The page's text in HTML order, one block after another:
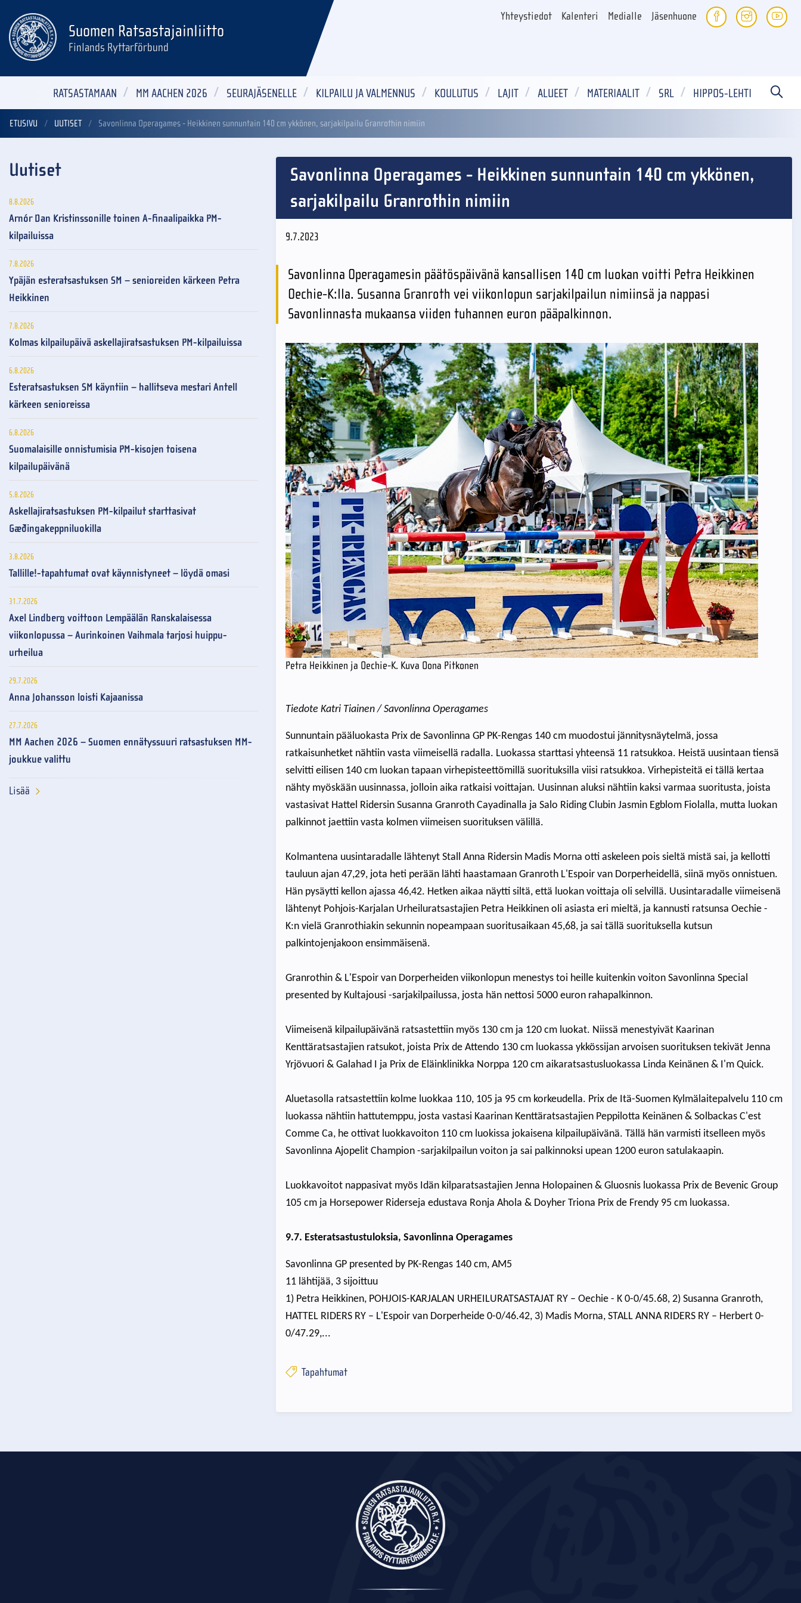
Yhteystiedot Kalenteri Medialle Jäsenhuone
Suomen Ratsastajainliitto
Finlands Ryttarförbund
RATSASTAMAAN MM AACHEN 2026 SEURAJÄSENELLE KILPAILU JA VALMENNUS KOULUTUS LAJIT ALUEET MATERIAALIT SRL HIPPOS-LEHTI
ETUSIVU UUTISET Savonlinna Operagames - Heikkinen sunnuntain 140 cm ykkönen, sarjakilpailu Granrothin nimiin
Savonlinna Operagames - Heikkinen sunnuntain 140 cm ykkönen,
sarjakilpailu Granrothin nimiin
9.7.2023
Savonlinna Operagamesin päätöspäivänä kansallisen 140 cm luokan voitti Petra Heikkinen
Oechie-K:lla. Susanna Granroth vei viikonlopun sarjakilpailun nimiinsä ja nappasi
Savonlinnasta mukaansa viiden tuhannen euron pääpalkinnon.
Petra Heikkinen ja Oechie-K. Kuva Oona Pitkonen
Tiedote Katri Tiainen / Savonlinna Operagames
Sunnuntain pääluokasta Prix de Savonlinna GP PK-Rengas 140 cm muodostui jännitysnäytelmä, jossa
ratkaisunhetket nähtiin vasta viimeisellä radalla. Luokassa starttasi yhteensä 11 ratsukkoa. Heistä uusintaan tiensä
selvitti eilisen 140 cm luokan tapaan virhepisteettömillä suorituksilla viisi ratsukkoa. Virhepisteitä ei tällä kertaa
nähty myöskään uusinnassa, jolloin aika ratkaisi voittajan. Uusinnan aluksi nähtiin kaksi varmaa suoritusta, joista
vastasivat Hattel Ridersin Susanna Granroth Cayadinalla ja Salo Riding Clubin Jasmin Egblom Fiolalla, mutta luokan
palkinnot jaettiin vasta kolmen viimeisen suorituksen välillä.
Kolmantena uusintaradalle lähtenyt Stall Anna Ridersin Madis Morna otti askeleen pois sieltä mistä sai, ja kellotti
tauluun ajan 47,29, jota heti perään lähti haastamaan Granroth L'Espoir van Dorperheidellä, siinä myös onnistuen.
Hän pysäytti kellon ajassa 46,42. Hetken aikaa näytti siltä, että luokan voittaja oli selvillä. Uusintaradalle viimeisenä
lähtenyt Pohjois-Karjalan Urheiluratsastajien Petra Heikkinen oli asiasta eri mieltä, ja kannusti ratsunsa Oechie -
K:n vielä Granrothiakin sekunnin nopeampaan suoritusaikaan 45,68, ja sai tällä suorituksella kutsun
palkintojenjakoon ensimmäisenä.
Granrothin & L'Espoir van Dorperheiden viikonlopun menestys toi heille kuitenkin voiton Savonlinna Special
presented by Kultajousi -sarjakilpailussa, josta hän nettosi 5000 euron rahapalkinnon.
Viimeisenä kilpailupäivänä ratsastettiin myös 130 cm ja 120 cm luokat. Niissä menestyivät Kaarinan
Kenttäratsastajien ratsukot, joista Prix de Attendo 130 cm luokassa ykkössijan arvoisen suorituksen tekivät Jenna
Yrjövuori & Galahad I ja Prix de Eläinklinikka Norppa 120 cm aikaratsastusluokassa Linda Keinänen & I'm Quick.
Aluetasolla ratsastettiin kolme luokkaa 110, 105 ja 95 cm korkeudella. Prix de Itä-Suomen Kylmälaitepalvelu 110 cm
luokassa nähtiin hattutemppu, josta vastasi Kaarinan Kenttäratsastajien Peppilotta Keinänen & Solbackas C'est
Comme Ca, he ottivat luokkavoiton 110 cm luokissa jokaisena kilpailupäivänä. Tällä hän varmisti itselleen myös
Savonlinna Ajopelit Champion -sarjakilpailun voiton ja sai palkinnoksi upean 1200 euron satulakaapin.
Luokkavoitot nappasivat myös Idän kilparatsastajien Jenna Holopainen & Gluosnis luokassa Prix de Bevenic Group
105 cm ja Horsepower Riderseja edustava Ronja Ahola & Doyher Triona Prix de Frendy 95 cm luokassa.
9.7. Esteratsastustuloksia, Savonlinna Operagames
Savonlinna GP presented by PK-Rengas 140 cm, AM5
11 lähtijää, 3 sijoittuu
1) Petra Heikkinen, POHJOIS-KARJALAN URHEILURATSASTAJAT RY – Oechie - K 0-0/45.68, 2) Susanna Granroth,
HATTEL RIDERS RY – L'Espoir van Dorperheide 0-0/46.42, 3) Madis Morna, STALL ANNA RIDERS RY – Herbert 0-
0/47.29,...
Tapahtumat
Uutiset
8.8.2026
Arnór Dan Kristinssonille toinen A-finaalipaikka PM-
kilpailuissa
7.8.2026
Ypäjän esteratsastuksen SM – senioreiden kärkeen Petra
Heikkinen
7.8.2026
Kolmas kilpailupäivä askellajiratsastuksen PM-kilpailuissa
6.8.2026
Esteratsastuksen SM käyntiin – hallitseva mestari Antell
kärkeen senioreissa
6.8.2026
Suomalaisille onnistumisia PM-kisojen toisena
kilpailupäivänä
5.8.2026
Askellajiratsastuksen PM-kilpailut starttasivat
Gæðingakeppniluokilla
3.8.2026
Tallille!-tapahtumat ovat käynnistyneet – löydä omasi
31.7.2026
Axel Lindberg voittoon Lempäälän Ranskalaisessa
viikonlopussa – Aurinkoinen Vaihmala tarjosi huippu-
urheilua
29.7.2026
Anna Johansson loisti Kajaanissa
27.7.2026
MM Aachen 2026 – Suomen ennätyssuuri ratsastuksen MM-
joukkue valittu
Lisää